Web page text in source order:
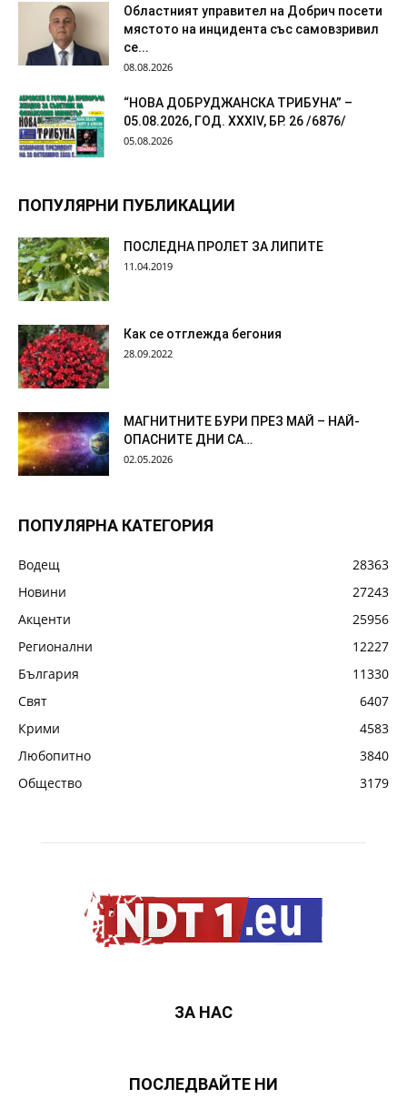
Областният управител на Добрич посети
мястото на инцидента със самовзривил
се...
08.08.2026
“НОВА ДОБРУДЖАНСКА ТРИБУНА” –
05.08.2026, ГОД. XXХIV, БР. 26 /6876/
05.08.2026
ПОПУЛЯРНИ ПУБЛИКАЦИИ
ПОСЛЕДНА ПРОЛЕТ ЗА ЛИПИТЕ
11.04.2019
Как се отглежда бегония
28.09.2022
МАГНИТНИТЕ БУРИ ПРЕЗ МАЙ – НАЙ-
ОПАСНИТЕ ДНИ СА…
02.05.2026
ПОПУЛЯРНА КАТЕГОРИЯ
Водещ
28363
Новини
27243
Акценти
25956
Регионални
12227
България
11330
Свят
6407
Крими
4583
Любопитно
3840
Общество
3179
ЗА НАС
ПОСЛЕДВАЙТЕ НИ